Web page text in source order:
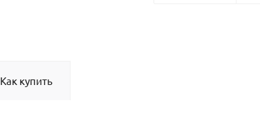
Как купить